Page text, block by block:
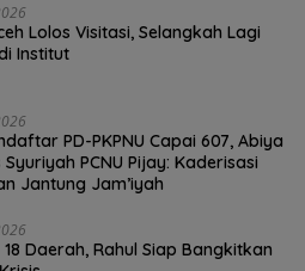
Lolos Visitasi, Selangkah Lagi
Institut
PD-PKPNU Capai 607, Abiya
Syuriyah PCNU Pijay: Kaderisasi
Jantung Jam’iyah
Daerah, Rahul Siap Bangkitkan